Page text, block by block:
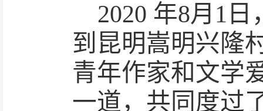
2020 年8月1
到昆明嵩明兴隆
青年作家和文学
一道，共同度过